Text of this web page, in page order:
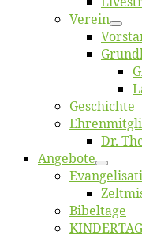
Ver­ein
Ge­schich­te
Dr.
An­ge­bo­te
Bi­bel­ta­ge